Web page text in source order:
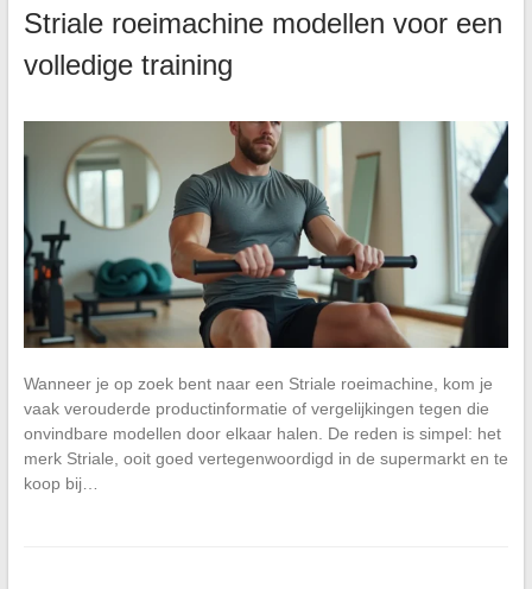
Striale roeimachine modellen voor een
volledige training
Wanneer je op zoek bent naar een Striale roeimachine, kom je
vaak verouderde productinformatie of vergelijkingen tegen die
onvindbare modellen door elkaar halen. De reden is simpel: het
merk Striale, ooit goed vertegenwoordigd in de supermarkt en te
koop bij…